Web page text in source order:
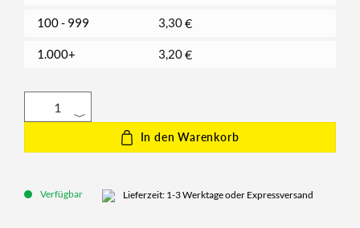
100 - 999 3,30€
1.000+ 3,20€
In den Warenkorb
Verfügbar Lieferzeit: 1-3 Werktage oder Expressversand